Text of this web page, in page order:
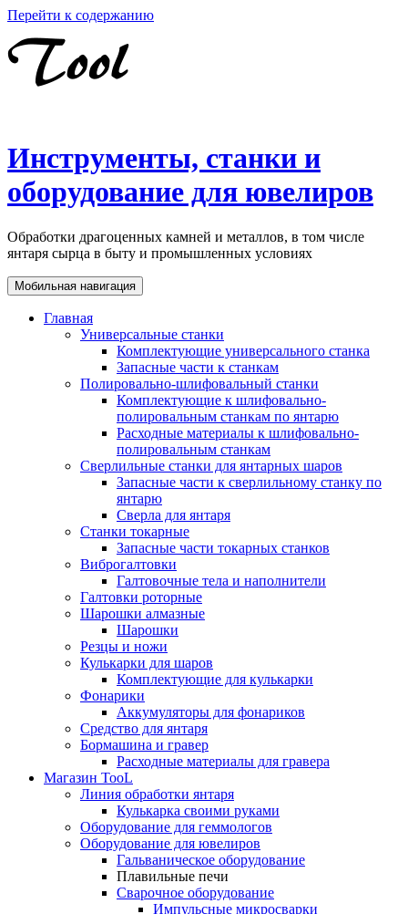
Перейти к содержанию
Инструменты, станки и
оборудование для ювелиров
Обработки драгоценных камней и металлов, в том числе
янтаря сырца в быту и промышленных условиях
Мобильная навигация
Главная
Универсальные станки
Комплектующие универсального станка
Запасные части к станкам
Полировально-шлифовальный станки
Комплектующие к шлифовально-
полировальным станкам по янтарю
Расходные материалы к шлифовально-
полировальным станкам
Сверлильные станки для янтарных шаров
Запасные части к сверлильному станку по
янтарю
Сверла для янтаря
Станки токарные
Запасные части токарных станков
Виброгалтовки
Галтовочные тела и наполнители
Галтовки роторные
Шарошки алмазные
Шарошки
Резцы и ножи
Кулькарки для шаров
Комплектующие для кулькарки
Фонарики
Аккумуляторы для фонариков
Средство для янтаря
Бормашина и гравер
Расходные материалы для гравера
Магазин TooL
Линия обработки янтаря
Кулькарка своими руками
Оборудование для геммологов
Оборудование для ювелиров
Гальваническое оборудование
Плавильные печи
Сварочное оборудование
Импульсные микросварки